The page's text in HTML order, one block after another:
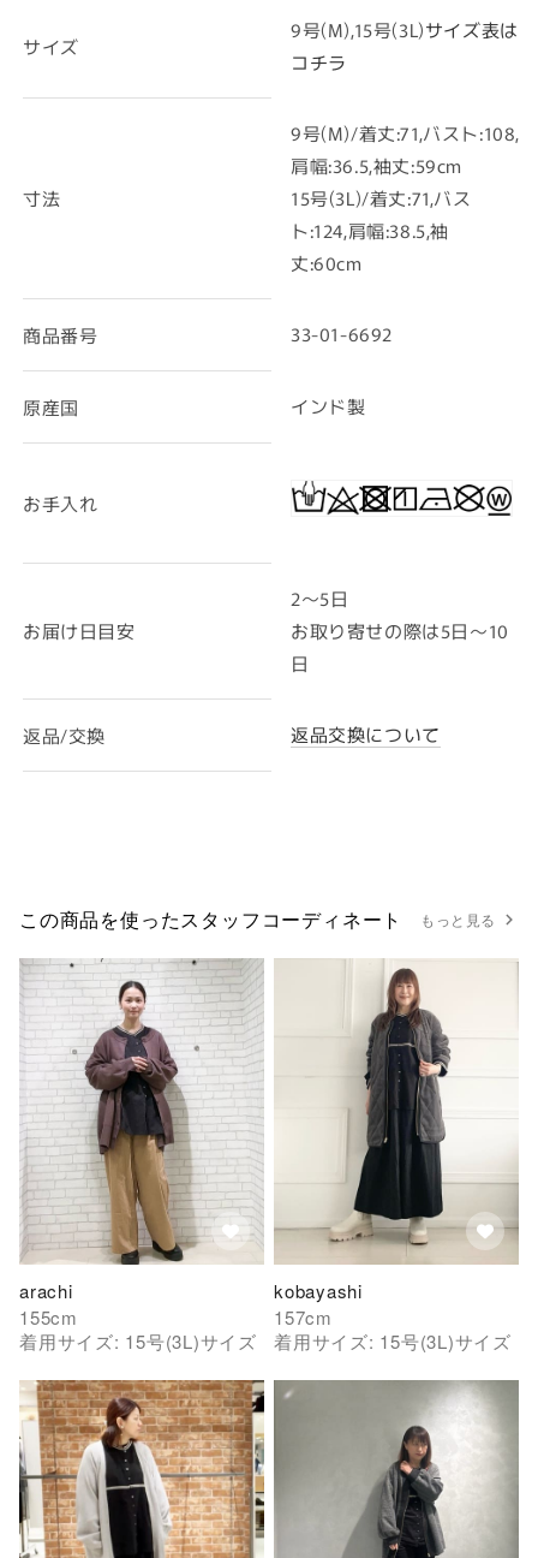
サイズ
9号(M),15号(3L)サイズ表は
コチラ
寸法
9号(M)/着丈:71,バスト:108,
肩幅:36.5,袖丈:59cm
15号(3L)/着丈:71,バス
ト:124,肩幅:38.5,袖
丈:60cm
商品番号 33-01-6692
原産国 インド製
お手入れ
お届け日目安
2～5日
お取り寄せの際は5日～10
日
返品/交換 返品交換について
この商品を使ったスタッフコーディネート もっと見る
arachi
155cm
着用サイズ: 15号(3L)サイズ
kobayashi
157cm
着用サイズ: 15号(3L)サイズ